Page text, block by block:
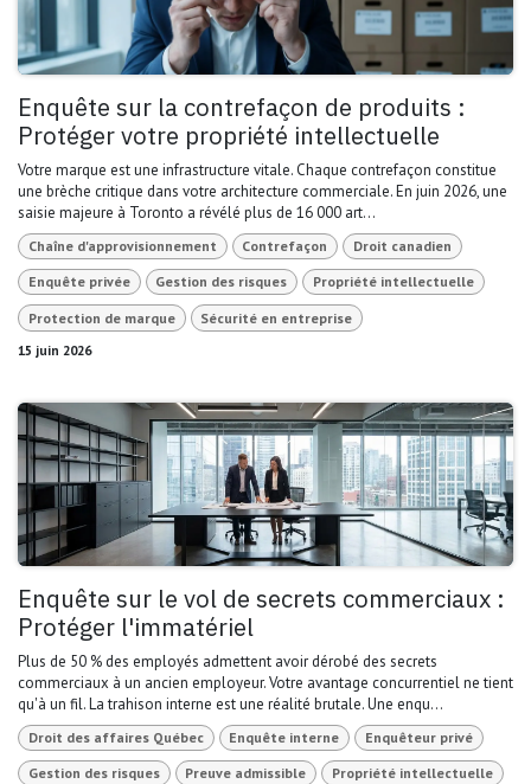
Enquête sur la contrefaçon de produits :
Protéger votre propriété intellectuelle
Votre marque est une infrastructure vitale. Chaque contrefaçon constitue
une brèche critique dans votre architecture commerciale. En juin 2026, une
saisie majeure à Toronto a révélé plus de 16 000 art...
Chaîne d'approvisionnement Contrefaçon Droit canadien
Enquête privée Gestion des risques Propriété intellectuelle
Protection de marque
Sécurité en entreprise
15 juin 2026
Enquête sur le vol de secrets commerciaux :
Protéger l'immatériel
Plus de 50 % des employés admettent avoir dérobé des secrets
commerciaux à un ancien employeur. Votre avantage concurrentiel ne tient
qu'à un fil. La trahison interne est une réalité brutale. Une enqu...
Droit des affaires Québec Enquête interne Enquêteur privé
Gestion des risques Preuve admissible Propriété intellectuelle